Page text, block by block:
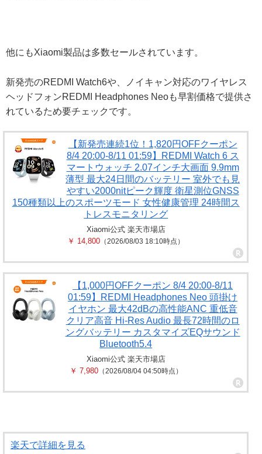
他にもXiaomi製品は多数セールされています。
新発売のREDMI Watch6や、ノイキャン対応のワイヤレス
ヘッドフォンREDMI Headphones Neoも早割価格で提供さ
れているため要チェックです。
【新発売連続1位！1,820円OFFクーポン
8/4 20:00-8/11 01:59】REDMI Watch 6 ス
マートウォッチ 2.07インチ大画面 9.9mm
薄型 最大24日間のバッテリー 室外でも見
やすい2000nitピーク輝度 衛星測位GNSS
150種類以上のスポーツモード 女性健康管理 24時間ス
トレスモニタリング
Xiaomi公式 楽天市場店
￥ 14,800 （2026/08/03 18:10時点）
【1,000円OFFクーポン 8/4 20:00-8/11
01:59】REDMI Headphones Neo 頭掛け
イヤホン 最大42dBの高性能ANC 重低音
クリア高音 Hi-Res Audio 最長72時間のロ
ングバッテリー カスタマイズEQサウンド
Bluetooth5.4
Xiaomi公式 楽天市場店
￥ 7,980（2026/08/04 04:50時点）
楽天で詳細を見る